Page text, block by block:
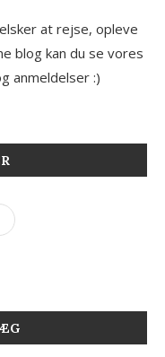
at rejse, opleve
blog kan du se vores
anmeldelser :)